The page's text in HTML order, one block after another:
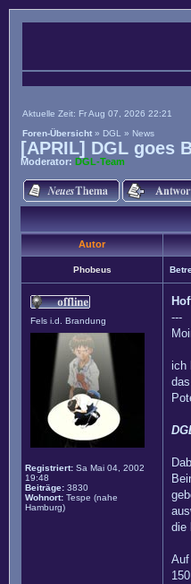
Aktuelle Zeit: Fr Aug 07, 2026 22:21
Foren-Übersicht » DGL » News
[APRIL] DGL goes
Moderator: DGL-Team
Autor
Phobeus
Fels i.d. Brandung
Registriert: Sa Mai 04, 2002
19:48
Beiträge: 3830
Wohnort: Tespe (nahe
Hamburg)
---
ich
die